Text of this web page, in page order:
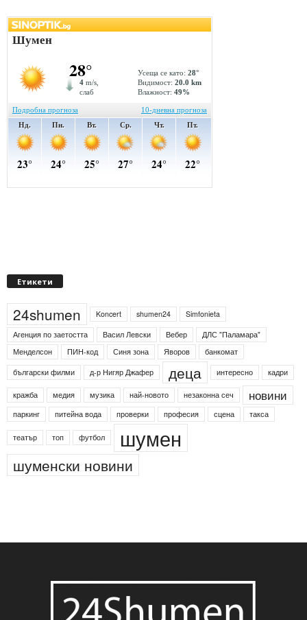
Етикети
24shumen Koncert shumen24
Simfonieta
Агенция по заетостта
Васил Левски Вебер
ДЛС "Паламара"
Менделсон
ПИН-код Синя зона Яворов
банкомат
български филми
д-р Нигяр Джафер деца интересно кадри
кражба медия музика най-новото незаконна сеч новини
паркинг питейна вода проверки професия сцена такса
театър топ футбол шумен
шуменски новини